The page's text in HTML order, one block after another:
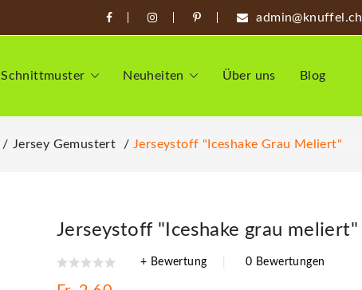
admin@knuffel.ch
Schnittmuster Neuheiten Über uns Blog
Jersey Gemustert Jerseystoff "Iceshake Grau Meliert"
Jerseystoff "Iceshake grau meliert"
+ Bewertung 0 Bewertungen